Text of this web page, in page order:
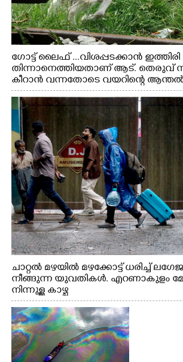
ഗോട്ട് ലൈഫ് ...വിശപ്പടക്കാൻ ഇത്തിരി
തിന്നാനെത്തിയതാണ് ആട്. തെരുവ്
കീറാൻ വന്നതോടെ വയറിന്റെ
വേണ്ടിയായി ഓട്ടം. എറണാകുളം
നിന്നുള്ള കാഴ്ച
ചാറ്റൽ മഴയിൽ മഴക്കോട്ട് ധരിച്ച്
നീങ്ങുന്ന യുവതികൾ. എറണാകുളം
നിന്നുള്ള കാഴ്ച